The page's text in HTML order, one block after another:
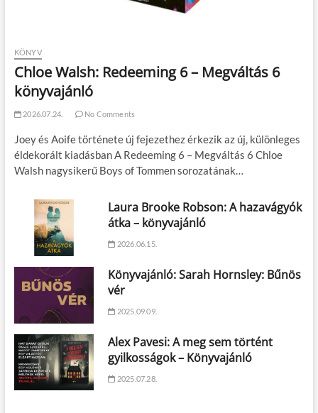
KÖNYV
Chloe Walsh: Redeeming 6 – Megváltás 6
könyvajánló
2026.07.24. No Comments
Joey és Aoife története új fejezethez érkezik az új, különleges
éldekorált kiadásban A Redeeming 6 – Megváltás 6 Chloe
Walsh nagysikerű Boys of Tommen sorozatának…
Laura Brooke Robson: A hazavágyók
átka – könyvajánló
2026.06.15.
Könyvajánló: Sarah Hornsley: Bűnös
vér
2025.09.09.
Alex Pavesi: A meg sem történt
gyilkosságok – Könyvajánló
2025.07.28.